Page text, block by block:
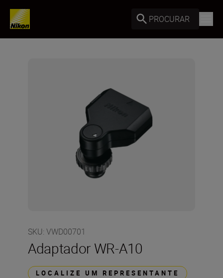
PROCURAR
SKU: VWD00701
Adaptador WR-A10
LOCALIZE UM REPRESENTANTE